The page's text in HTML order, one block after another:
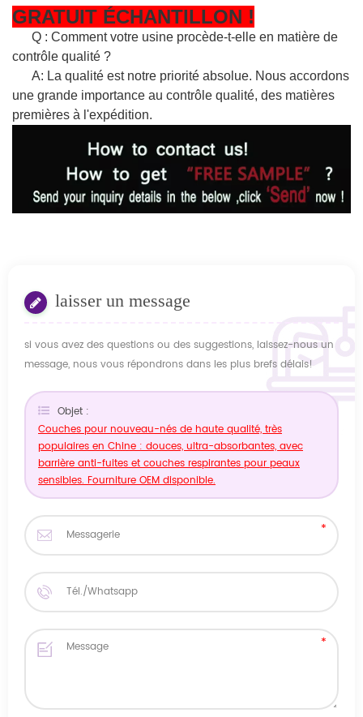
GRATUIT ÉCHANTILLON !
Q : Comment votre usine procède-t-elle en matière de
contrôle qualité ?
A: La qualité est notre priorité absolue. Nous accordons
une grande importance au contrôle qualité, des matières
premières à l'expédition.
laisser un message
si vous avez des questions ou des suggestions, laissez-nous un
message, nous vous répondrons dans les plus brefs délais!
Objet :
Couches pour nouveau-nés de haute qualité, très
populaires en Chine : douces, ultra-absorbantes, avec
barrière anti-fuites et couches respirantes pour peaux
sensibles. Fourniture OEM disponible.